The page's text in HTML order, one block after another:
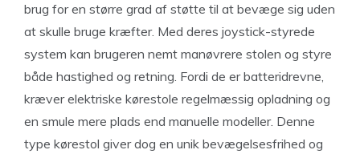
brug for en større grad af støtte til at bevæge sig uden
at skulle bruge kræfter. Med deres joystick-styrede
system kan brugeren nemt manøvrere stolen og styre
både hastighed og retning. Fordi de er batteridrevne,
kræver elektriske kørestole regelmæssig opladning og
en smule mere plads end manuelle modeller. Denne
type kørestol giver dog en unik bevægelsesfrihed og